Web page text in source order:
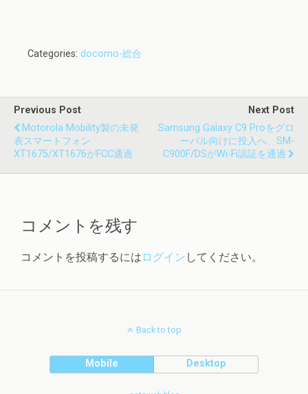
Categories: docomo-総合
Previous Post
Motorola Mobility製の未発
表スマートフォン
XT1675/XT1676がFCC通過
Next Post
Samsung Galaxy C9 Proをグロ
ーバル向けに投入へ、SM-
C900F/DSがWi-Fi認証を通過
コメントを残す
コメントを投稿するには ログイン してください。
Back to top
Mobile Desktop